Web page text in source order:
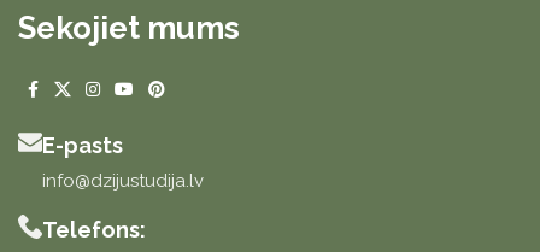
Sekojiet mums
E-pasts
info@dzijustudija.lv
Telefons: